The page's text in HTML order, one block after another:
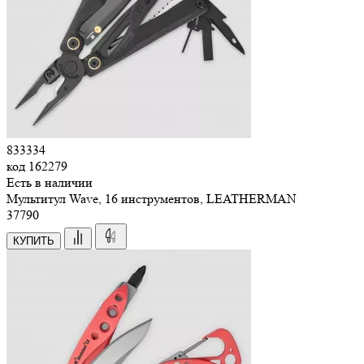
833334
код 162279
Есть в наличии
Мультитул Wave, 16 инструментов, LEATHERMAN
37790
КУПИТЬ